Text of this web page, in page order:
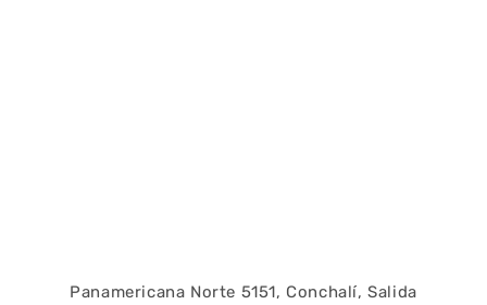
Panamericana Norte 5151, Conchalí, Salida